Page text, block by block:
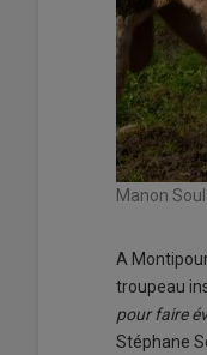
Manon
A
troupeau
pour faire
Stéphane